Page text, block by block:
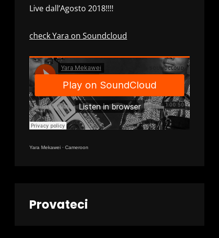
Live dall’Agosto 2018!!!!
check Yara on Soundcloud
Yara Mekawei · Cameroon
Provateci